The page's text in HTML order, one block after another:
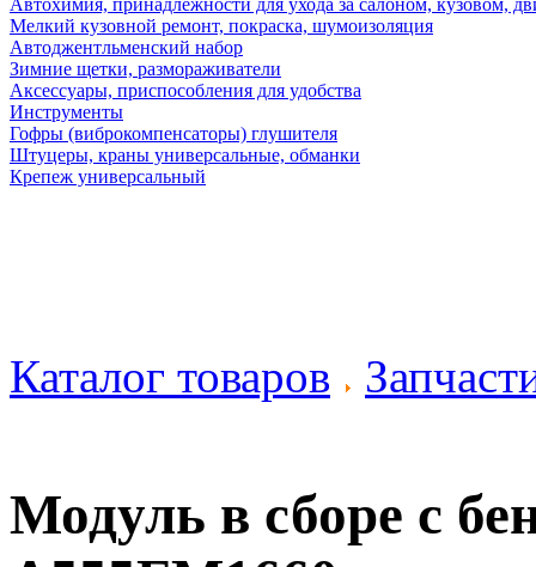
Автохимия, принадлежности для ухода за салоном, кузовом,
Мелкий кузовной ремонт, покраска, шумоизоляция
Автоджентльменский набор
Зимние щетки, размораживатели
Аксессуары, приспособления для удобства
Инструменты
Гофры (виброкомпенсаторы) глушителя
Штуцеры, краны универсальные, обманки
Крепеж универсальный
Каталог товаров
Модуль в сборе с